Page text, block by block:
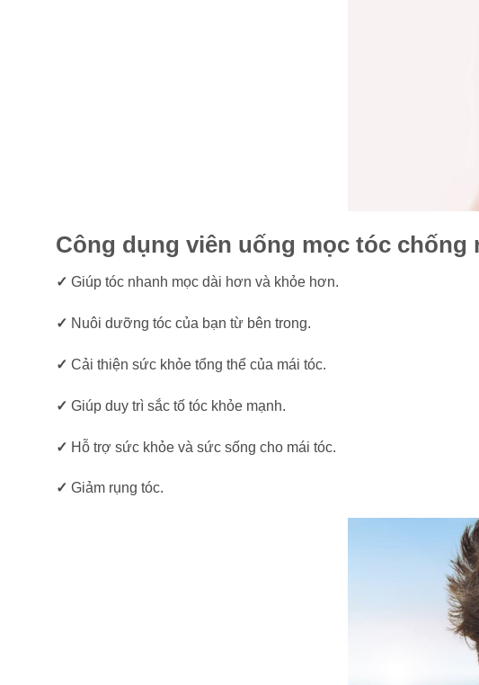
Công dụng viên uống mọc tóc chống
✓ Giúp tóc nhanh mọc dài hơn và khỏe hơn.
✓ Nuôi dưỡng tóc của bạn từ bên trong.
✓ Cải thiện sức khỏe tổng thể của mái tóc.
✓ Giúp duy trì sắc tố tóc khỏe mạnh.
✓ Hỗ trợ sức khỏe và sức sống cho mái tóc.
✓ Giảm rụng tóc.